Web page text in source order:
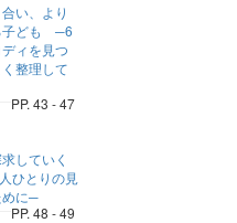
い、より
子ども ─6
ィを見つ
整理して
PP. 43 - 47
していく
ひとりの見
めに─
PP. 48 - 49